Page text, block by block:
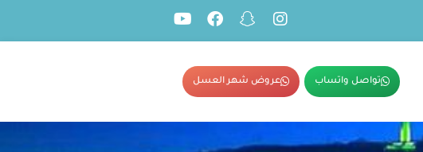
تواصل واتساب عروض شهر العسل